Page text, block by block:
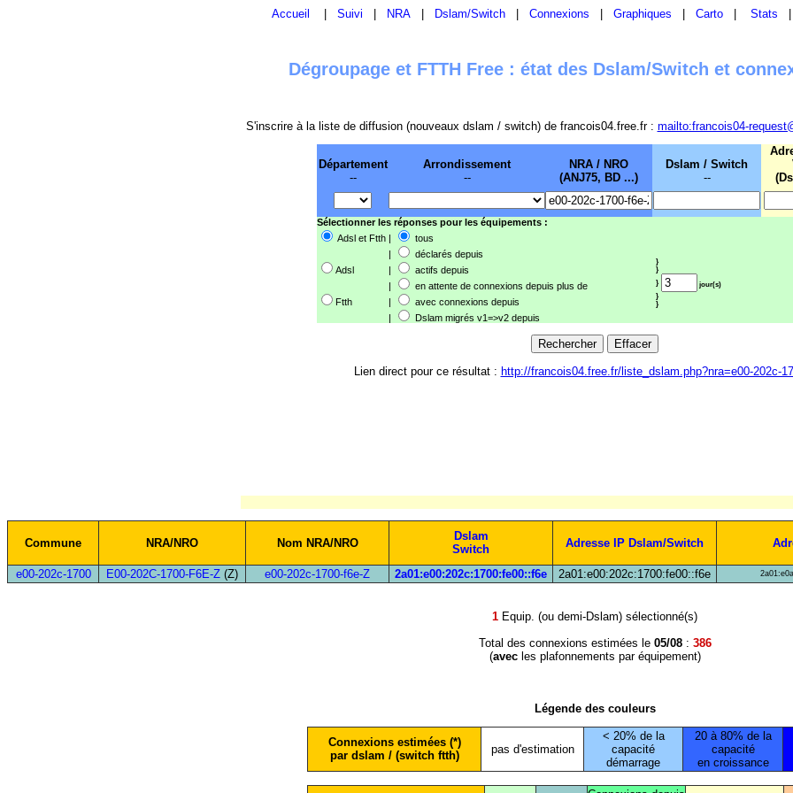
Accueil Suivi NRA Dslam/Switch Connexions Graphiques Carto Stats
Dégroupage et FTTH Free : état des Dslam/Switch et
S'inscrire à la liste de diffusion (nouveaux dslam / switch) de francois04.free.fr : mailto:francois04-
Département
--
Arrondissement
--
NRA / NRO
(ANJ75, BD ...)
Dslam / Switch
--
Sélectionner les réponses pour les équipements :
Adsl et Ftth |
tous
|
déclarés depuis
}
}
}
jour(s)
}
}
Adsl |
actifs depuis
|
en attente de connexions depuis plus de
Ftth
|
avec connexions depuis
|
Dslam migrés v1=>v2 depuis
Lien direct pour ce résultat : http://francois04.free.fr/liste_dslam.php?nra=e00-202c-
Commune NRA/NRO Nom NRA/NRO
Dslam
Switch
Adresse IP Dslam/Switch
e00-202c-1700
E00-202C-1700-F6E-Z (Z) e00-202c-1700-f6e-Z 2a01:e00:202c:1700:fe00::f6e 2a01:e00:202c:1700:fe00::f6e
1 Equip. (ou demi-Dslam) sélectionné(s)
Total des connexions estimées le 05/08: 386
(avecles plafonnements par équipement)
Légende des couleurs
Connexions estimées (*)
par dslam / (switch ftth)
pas d'estimation
< 20% de la
capacité
démarrage
20 à 80% de la
capacité
en croissance